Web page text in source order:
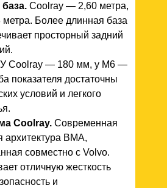
база. Coolray — 2,60 метра,
Более длинная база
просторный задний
У Coolray — 180 мм, у M6 —
показателя достаточны
условий и легкого
Coolray. Современная
архитектура BMA,
совместно с Volvo.
отличную жесткость
и